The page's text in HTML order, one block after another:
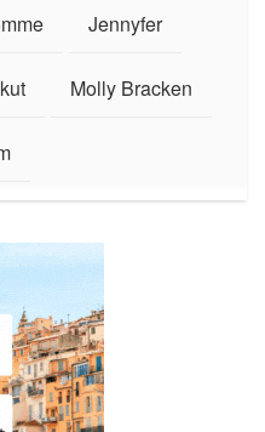
Jennyfer
Molly Bracken